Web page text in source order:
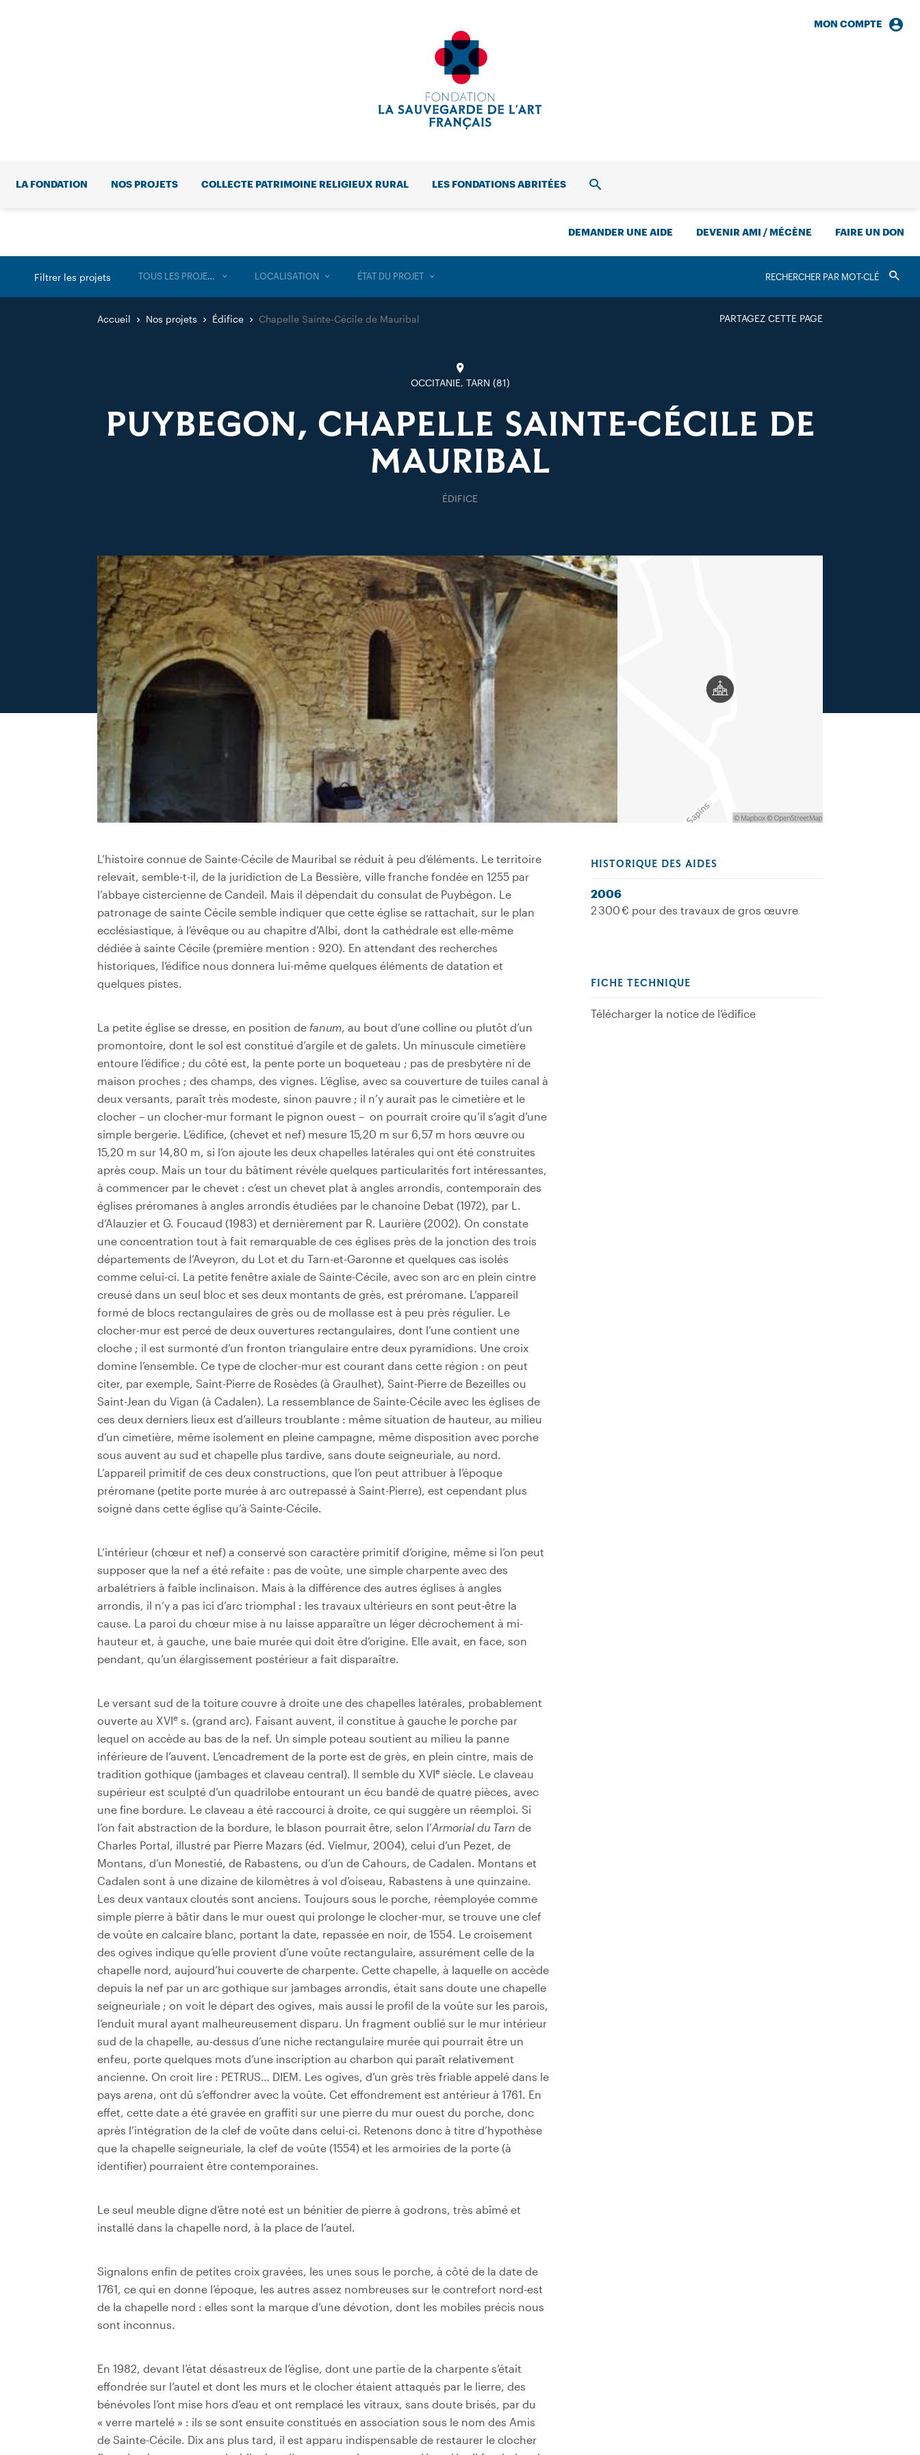
MON COMPTE
LA FONDATION NOS PROJETS COLLECTE PATRIMOINE RELIGIEUX RURAL LES FONDATIONS ABRITÉES RECHERCHE
DEMANDER UNE AIDE DEVENIR AMI / MÉCÈNE FAIRE UN DON
Filtrer les projets
Valider
TOUS LES PROJETS LOCALISATION ÉTAT DU PROJET
PARTAGEZ CETTE PAGE
Accueil Nos projets Édifice Chapelle Sainte-Cécile de Mauribal
OCCITANIE, TARN (81)
PUYBEGON, CHAPELLE SAINTE-CÉCILE DE
MAURIBAL
ÉDIFICE
L’histoire connue de Sainte-Cécile de Mauribal se réduit à peu d’éléments. Le territoire
relevait, semble-t-il, de la juridiction de La Bessière, ville franche fondée en 1255 par
l’abbaye cistercienne de Candeil. Mais il dépendait du consulat de Puybégon. Le
patronage de sainte Cécile semble indiquer que cette église se rattachait, sur le plan
ecclésiastique, à l’évêque ou au chapitre d’Albi, dont la cathédrale est elle-même
dédiée à sainte Cécile (première mention : 920). En attendant des recherches
historiques, l’édifice nous donnera lui-même quelques éléments de datation et
quelques pistes.
La petite église se dresse, en position de fanum, au bout d’une colline ou plutôt d’un
promontoire, dont le sol est constitué d’argile et de galets. Un minuscule cimetière
entoure l’édifice ; du côté est, la pente porte un boqueteau ; pas de presbytère ni de
maison proches ; des champs, des vignes. L’église, avec sa couverture de tuiles canal à
deux versants, paraît très modeste, sinon pauvre ; il n’y aurait pas le cimetière et le
clocher – un clocher-mur formant le pignon ouest – on pourrait croire qu’il s’agit d’une
simple bergerie. L’édifice, (chevet et nef) mesure 15,20 m sur 6,57 m hors œuvre ou
15,20 m sur 14,80 m, si l’on ajoute les deux chapelles latérales qui ont été construites
après coup. Mais un tour du bâtiment révèle quelques particularités fort intéressantes,
à commencer par le chevet : c’est un chevet plat à angles arrondis, contemporain des
églises préromanes à angles arrondis étudiées par le chanoine Debat (1972), par L.
d’Alauzier et G. Foucaud (1983) et dernièrement par R. Laurière (2002). On constate
une concentration tout à fait remarquable de ces églises près de la jonction des trois
départements de l’Aveyron, du Lot et du Tarn-et-Garonne et quelques cas isolés
comme celui-ci. La petite fenêtre axiale de Sainte-Cécile, avec son arc en plein cintre
creusé dans un seul bloc et ses deux montants de grès, est préromane. L’appareil
formé de blocs rectangulaires de grès ou de mollasse est à peu près régulier. Le
clocher-mur est percé de deux ouvertures rectangulaires, dont l’une contient une
cloche ; il est surmonté d’un fronton triangulaire entre deux pyramidions. Une croix
domine l’ensemble. Ce type de clocher-mur est courant dans cette région : on peut
citer, par exemple, Saint-Pierre de Rosèdes (à Graulhet), Saint-Pierre de Bezeilles ou
Saint-Jean du Vigan (à Cadalen). La ressemblance de Sainte-Cécile avec les églises de
ces deux derniers lieux est d’ailleurs troublante : même situation de hauteur, au milieu
d’un cimetière, même isolement en pleine campagne, même disposition avec porche
sous auvent au sud et chapelle plus tardive, sans doute seigneuriale, au nord.
L’appareil primitif de ces deux constructions, que l’on peut attribuer à l’époque
préromane (petite porte murée à arc outrepassé à Saint-Pierre), est cependant plus
soigné dans cette église qu’à Sainte-Cécile.
L’intérieur (chœur et nef) a conservé son caractère primitif d’origine, même si l’on peut
supposer que la nef a été refaite : pas de voûte, une simple charpente avec des
arbalétriers à faible inclinaison. Mais à la différence des autres églises à angles
arrondis, il n’y a pas ici d’arc triomphal : les travaux ultérieurs en sont peut-être la
cause. La paroi du chœur mise à nu laisse apparaître un léger décrochement à mi-
hauteur et, à gauche, une baie murée qui doit être d’origine. Elle avait, en face, son
pendant, qu’un élargissement postérieur a fait disparaître.
Le versant sud de la toiture couvre à droite une des chapelles latérales, probablement
ouverte au XVIe s. (grand arc). Faisant auvent, il constitue à gauche le porche par
lequel on accède au bas de la nef. Un simple poteau soutient au milieu la panne
inférieure de l’auvent. L’encadrement de la porte est de grès, en plein cintre, mais de
tradition gothique (jambages et claveau central). Il semble du XVIe siècle. Le claveau
supérieur est sculpté d’un quadrilobe entourant un écu bandé de quatre pièces, avec
une fine bordure. Le claveau a été raccourci à droite, ce qui suggère un réemploi. Si
l’on fait abstraction de la bordure, le blason pourrait être, selon l’Armorial du Tarn de
Charles Portal, illustré par Pierre Mazars (éd. Vielmur, 2004), celui d’un Pezet, de
Montans, d’un Monestié, de Rabastens, ou d’un de Cahours, de Cadalen. Montans et
Cadalen sont à une dizaine de kilomètres à vol d’oiseau, Rabastens à une quinzaine.
Les deux vantaux cloutés sont anciens. Toujours sous le porche, réemployée comme
simple pierre à bâtir dans le mur ouest qui prolonge le clocher-mur, se trouve une clef
de voûte en calcaire blanc, portant la date, repassée en noir, de 1554. Le croisement
des ogives indique qu’elle provient d’une voûte rectangulaire, assurément celle de la
chapelle nord, aujourd’hui couverte de charpente. Cette chapelle, à laquelle on accède
depuis la nef par un arc gothique sur jambages arrondis, était sans doute une chapelle
seigneuriale ; on voit le départ des ogives, mais aussi le profil de la voûte sur les parois,
l’enduit mural ayant malheureusement disparu. Un fragment oublié sur le mur intérieur
sud de la chapelle, au-dessus d’une niche rectangulaire murée qui pourrait être un
enfeu, porte quelques mots d’une inscription au charbon qui paraît relativement
ancienne. On croit lire : PETRUS… DIEM. Les ogives, d’un grès très friable appelé dans le
pays arena, ont dû s’effondrer avec la voûte. Cet effondrement est antérieur à 1761. En
effet, cette date a été gravée en graffiti sur une pierre du mur ouest du porche, donc
après l’intégration de la clef de voûte dans celui-ci. Retenons donc à titre d’hypothèse
que la chapelle seigneuriale, la clef de voûte (1554) et les armoiries de la porte (à
identifier) pourraient être contemporaines.
Le seul meuble digne d’être noté est un bénitier de pierre à godrons, très abîmé et
installé dans la chapelle nord, à la place de l’autel.
Signalons enfin de petites croix gravées, les unes sous le porche, à côté de la date de
1761, ce qui en donne l’époque, les autres assez nombreuses sur le contrefort nord-est
de la chapelle nord : elles sont la marque d’une dévotion, dont les mobiles précis nous
sont inconnus.
En 1982, devant l’état désastreux de l’église, dont une partie de la charpente s’était
effondrée sur l’autel et dont les murs et le clocher étaient attaqués par le lierre, des
bénévoles l’ont mise hors d’eau et ont remplacé les vitraux, sans doute brisés, par du
« verre martelé » : ils se sont ensuite constitués en association sous le nom des Amis
de Sainte-Cécile. Dix ans plus tard, il est apparu indispensable de restaurer le clocher
HISTORIQUE DES AIDES
2006
2 300 € pour des travaux de gros œuvre
FICHE TECHNIQUE
Télécharger la notice de l’édifice